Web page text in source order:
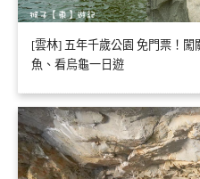
[雲林] 五年千歲公園 免門票！
魚、看烏龜一日遊